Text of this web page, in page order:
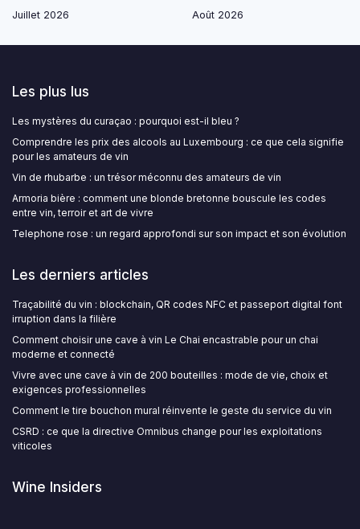
Juillet 2026
Août 2026
Les plus lus
Les mystères du curaçao : pourquoi est-il bleu ?
Comprendre les prix des alcools au Luxembourg : ce que cela signifie
pour les amateurs de vin
Vin de rhubarbe : un trésor méconnu des amateurs de vin
Armoria bière : comment une blonde bretonne bouscule les codes
entre vin, terroir et art de vivre
Telephone rose : un regard approfondi sur son impact et son évolution
Les derniers articles
Traçabilité du vin : blockchain, QR codes NFC et passeport digital font
irruption dans la filière
Comment choisir une cave à vin Le Chai encastrable pour un chai
moderne et connecté
Vivre avec une cave à vin de 200 bouteilles : mode de vie, choix et
exigences professionnelles
Comment le tire bouchon mural réinvente le geste du service du vin
CSRD : ce que la directive Omnibus change pour les exploitations
viticoles
Wine Insiders